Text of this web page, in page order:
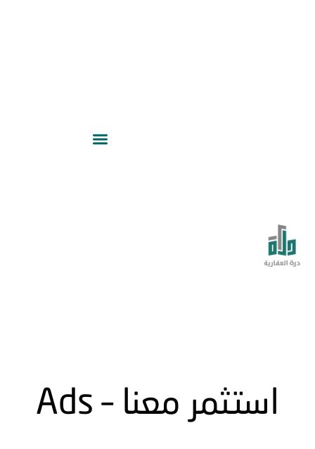
استثمر معنا – Ads